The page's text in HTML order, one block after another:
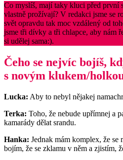
Co myslíš, mají taky kluci před první
vlastně prožívají? V redakci jsme se
svět opravdu tak moc vzdálený od
jsme tři dívky a tři chlapce, aby nám
si udělej sama:).
Čeho se nejvíc bojíš,
s novým klukem/
Lucka: Aby to nebyl nějakej
Terka: Toho, že nebude upřímnej a
kamarády dělat srandu.
Hanka: Jednak mám komplex, že se
bojím, že se zklamu v něm a zjistím,